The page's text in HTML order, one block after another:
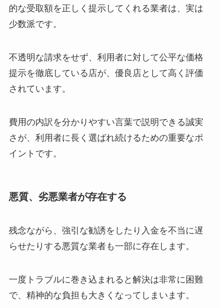
的な受取額を正しく提示してくれる業者は、実は
少数派です。
不透明な請求をせず、利用者に対して公平な価格
提示を徹底している店が、優良店として高く評価
されています。
費用の内訳を分かりやすい言葉で説明できる誠実
さが、利用者に長く選ばれ続けるための重要なポ
イントです。
悪質、劣悪業者が存在する
残念ながら、強引な勧誘をしたり入金を不当に遅
らせたりする悪質な業者も一部に存在します。
一度トラブルに巻き込まれると解決は非常に困難
で、精神的な負担も大きくなってしまいます。